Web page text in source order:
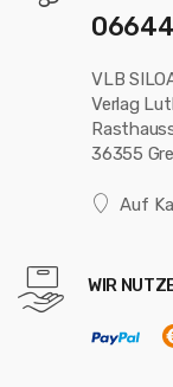
VLB
Verlag
36355
Auf
WIR